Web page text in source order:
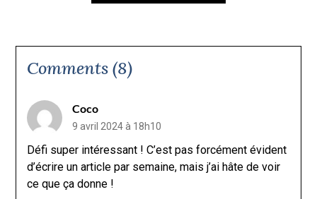
Comments (8)
Coco
9 avril 2024 à 18h10
Défi super intéressant ! C’est pas forcément évident
d’écrire un article par semaine, mais j’ai hâte de voir
ce que ça donne !